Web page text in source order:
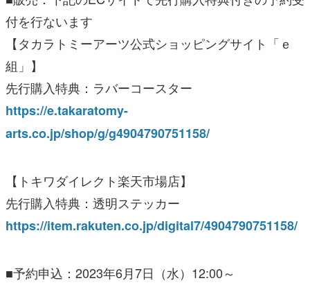
付を行ないます
【タカラトミーアーツ公式ショッピングサイト「ｅ
組」】
先行購入特典：ラバーコースター
https://e.takaratomy-
arts.co.jp/shop/g/g4904790751158/
【トキワダイレクト楽天市場店】
先行購入特典：透明ステッカー
https://item.rakuten.co.jp/digital7/4904790751158/
■予約申込：2023年6月7日（水）12:00～